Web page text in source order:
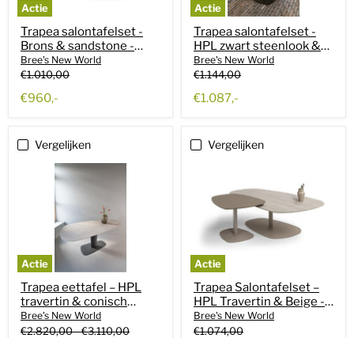
Actie
Trapea salontafelset -
Brons & sandstone -
Bree's New World
Bree's New World
Oorspronkelijke
€1.010,00
Huidige
€960,-
Actie
Trapea salontafelset -
HPL zwart steenlook &
Fenix Beige - Bree's New
World
Bree's New World
Oorspronkelijke
€1.144,00
Huidige
€1.087,-
Vergelijken
Actie
Trapea eettafel – HPL
travertin & conisch
antraciet frame - Bree's
New World
Bree's New World
Oorspronkelijke
€2.820,00-Oorspronkelijke
€3.110,00
Vergelijken
Actie
Trapea Salontafelset –
HPL Travertin & Beige -
Bree's New World
Bree's New World
Oorspronkelijke
€1.074,00